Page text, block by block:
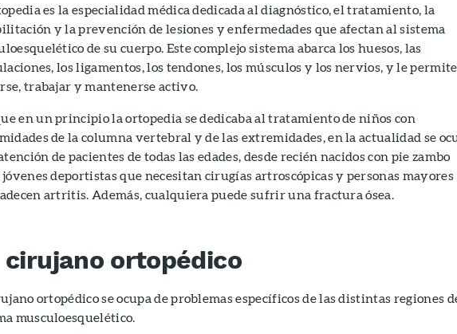
es la especialidad médica dedicada al diagnóstico, el tratamiento, la
y la prevención de lesiones y enfermedades que afectan al sistema
de su cuerpo. Este complejo sistema abarca los huesos, las
los ligamentos, los tendones, los músculos y los nervios, y le permite
trabajar y mantenerse activo.
en un principio la ortopedia se dedicaba al tratamiento de niños con
de la columna vertebral y de las extremidades, en la actualidad se
de pacientes de todas las edades, desde recién nacidos con pie zambo
deportistas que necesitan cirugías artroscópicas y personas mayores
artritis. Además, cualquiera puede sufrir una fractura ósea.
cirujano ortopédico
ortopédico se ocupa de problemas específicos de las distintas regiones
musculoesquelético.